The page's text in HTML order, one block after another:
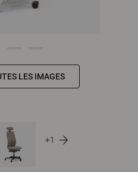
LES IMAGES
+1